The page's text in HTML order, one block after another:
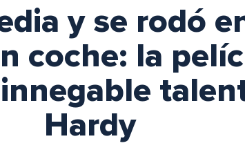
y se rodó
coche: la
Hardy